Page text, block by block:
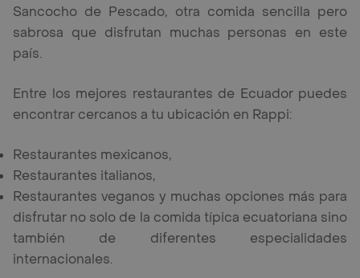
Sancocho de Pescado, otra comida sencilla pero
sabrosa que disfrutan muchas personas en este
país.
Entre los mejores restaurantes de Ecuador puedes
encontrar cercanos a tu ubicación en Rappi:
Restaurantes mexicanos,
Restaurantes italianos,
Restaurantes veganos y muchas opciones más para
disfrutar no solo de la comida típica ecuatoriana sino
también de diferentes especialidades
internacionales.